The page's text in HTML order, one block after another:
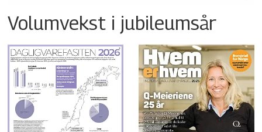
Volumvekst i jubileumsår